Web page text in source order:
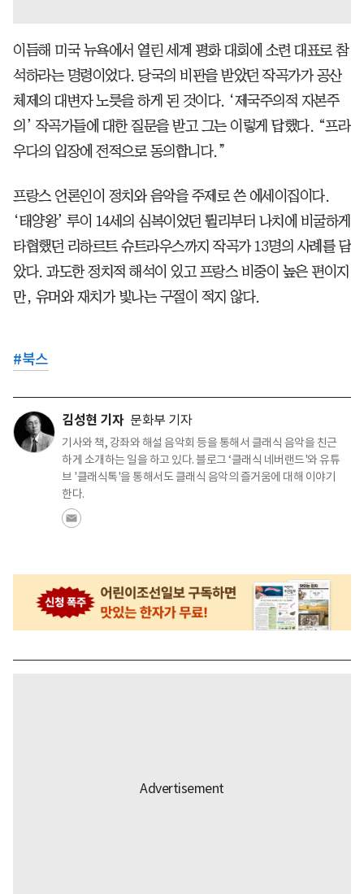
이듬해 미국 뉴욕에서 열린 세계 평화 대회에 소련 대표로 참
석하라는 명령이었다. 당국의 비판을 받았던 작곡가가 공산
체제의 대변자 노릇을 하게 된 것이다. ‘제국주의적 자본주
의’ 작곡가들에 대한 질문을 받고 그는 이렇게 답했다. “프라
우다의 입장에 전적으로 동의합니다.”
프랑스 언론인이 정치와 음악을 주제로 쓴 에세이집이다.
‘태양왕’ 루이 14세의 심복이었던 륄리부터 나치에 비굴하게
타협했던 리하르트 슈트라우스까지 작곡가 13명의 사례를 담
았다. 과도한 정치적 해석이 있고 프랑스 비중이 높은 편이지
만, 유머와 재치가 빛나는 구절이 적지 않다.
#북스
김성현 기자 문화부 기자
기사와 책, 강좌와 해설 음악회 등을 통해서 클래식 음악을 친근
하게 소개하는 일을 하고 있다. 블로그 ‘클래식 네버랜드'와 유튜
브 '클래식톡'을 통해서도 클래식 음악의 즐거움에 대해 이야기
한다.